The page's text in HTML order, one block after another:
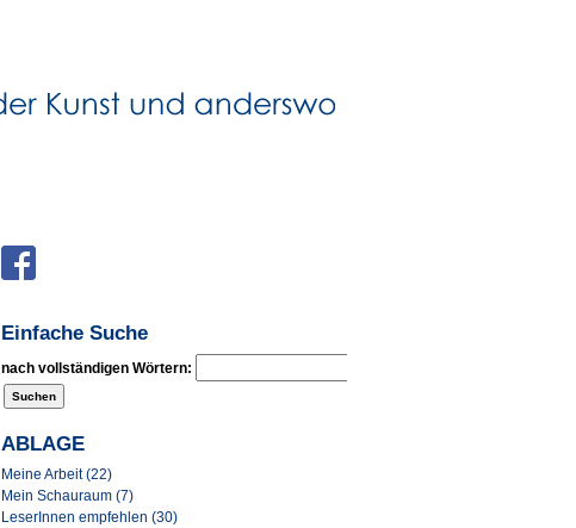
Einfache Suche
nach vollständigen Wörtern:
ABLAGE
Meine Arbeit (22)
Mein Schauraum (7)
LeserInnen empfehlen (30)